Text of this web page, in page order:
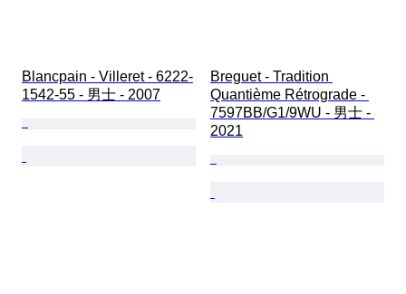
Blancpain - Villeret - 6222-
1542-55 - 男士 - 2007
Breguet - Tradition
Quantième Rétrograde -
7597BB/G1/9WU - 男士 -
2021